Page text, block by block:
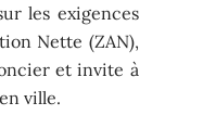
les exigences
Nette (ZAN),
et invite à
ville.